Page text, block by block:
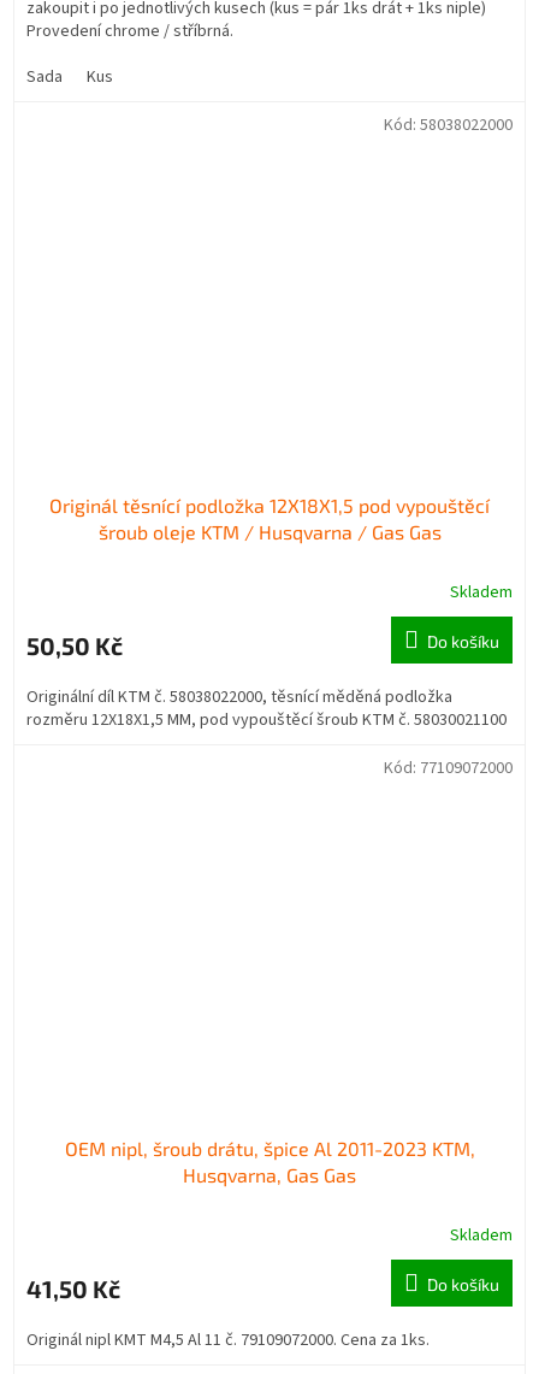
zakoupit i po jednotlivých kusech (kus = pár 1ks drát + 1ks niple)
Provedení chrome / stříbrná.
Sada
Kus
Originál těsnící podložka 12X18X1,5 pod vypouštěcí
šroub oleje KTM / Husqvarna / Gas Gas
Skladem
50,50 Kč Do košíku
Originální díl KTM č. 58038022000, těsnící měděná podložka
rozměru 12X18X1,5 MM, pod vypouštěcí šroub KTM č. 58030021100
Kód: 58038022000
OEM nipl, šroub drátu, špice Al 2011-2023 KTM,
Husqvarna, Gas Gas
Skladem
41,50 Kč Do košíku
Originál nipl KMT M4,5 Al 11 č. 79109072000. Cena za 1ks.
Kód: 77109072000